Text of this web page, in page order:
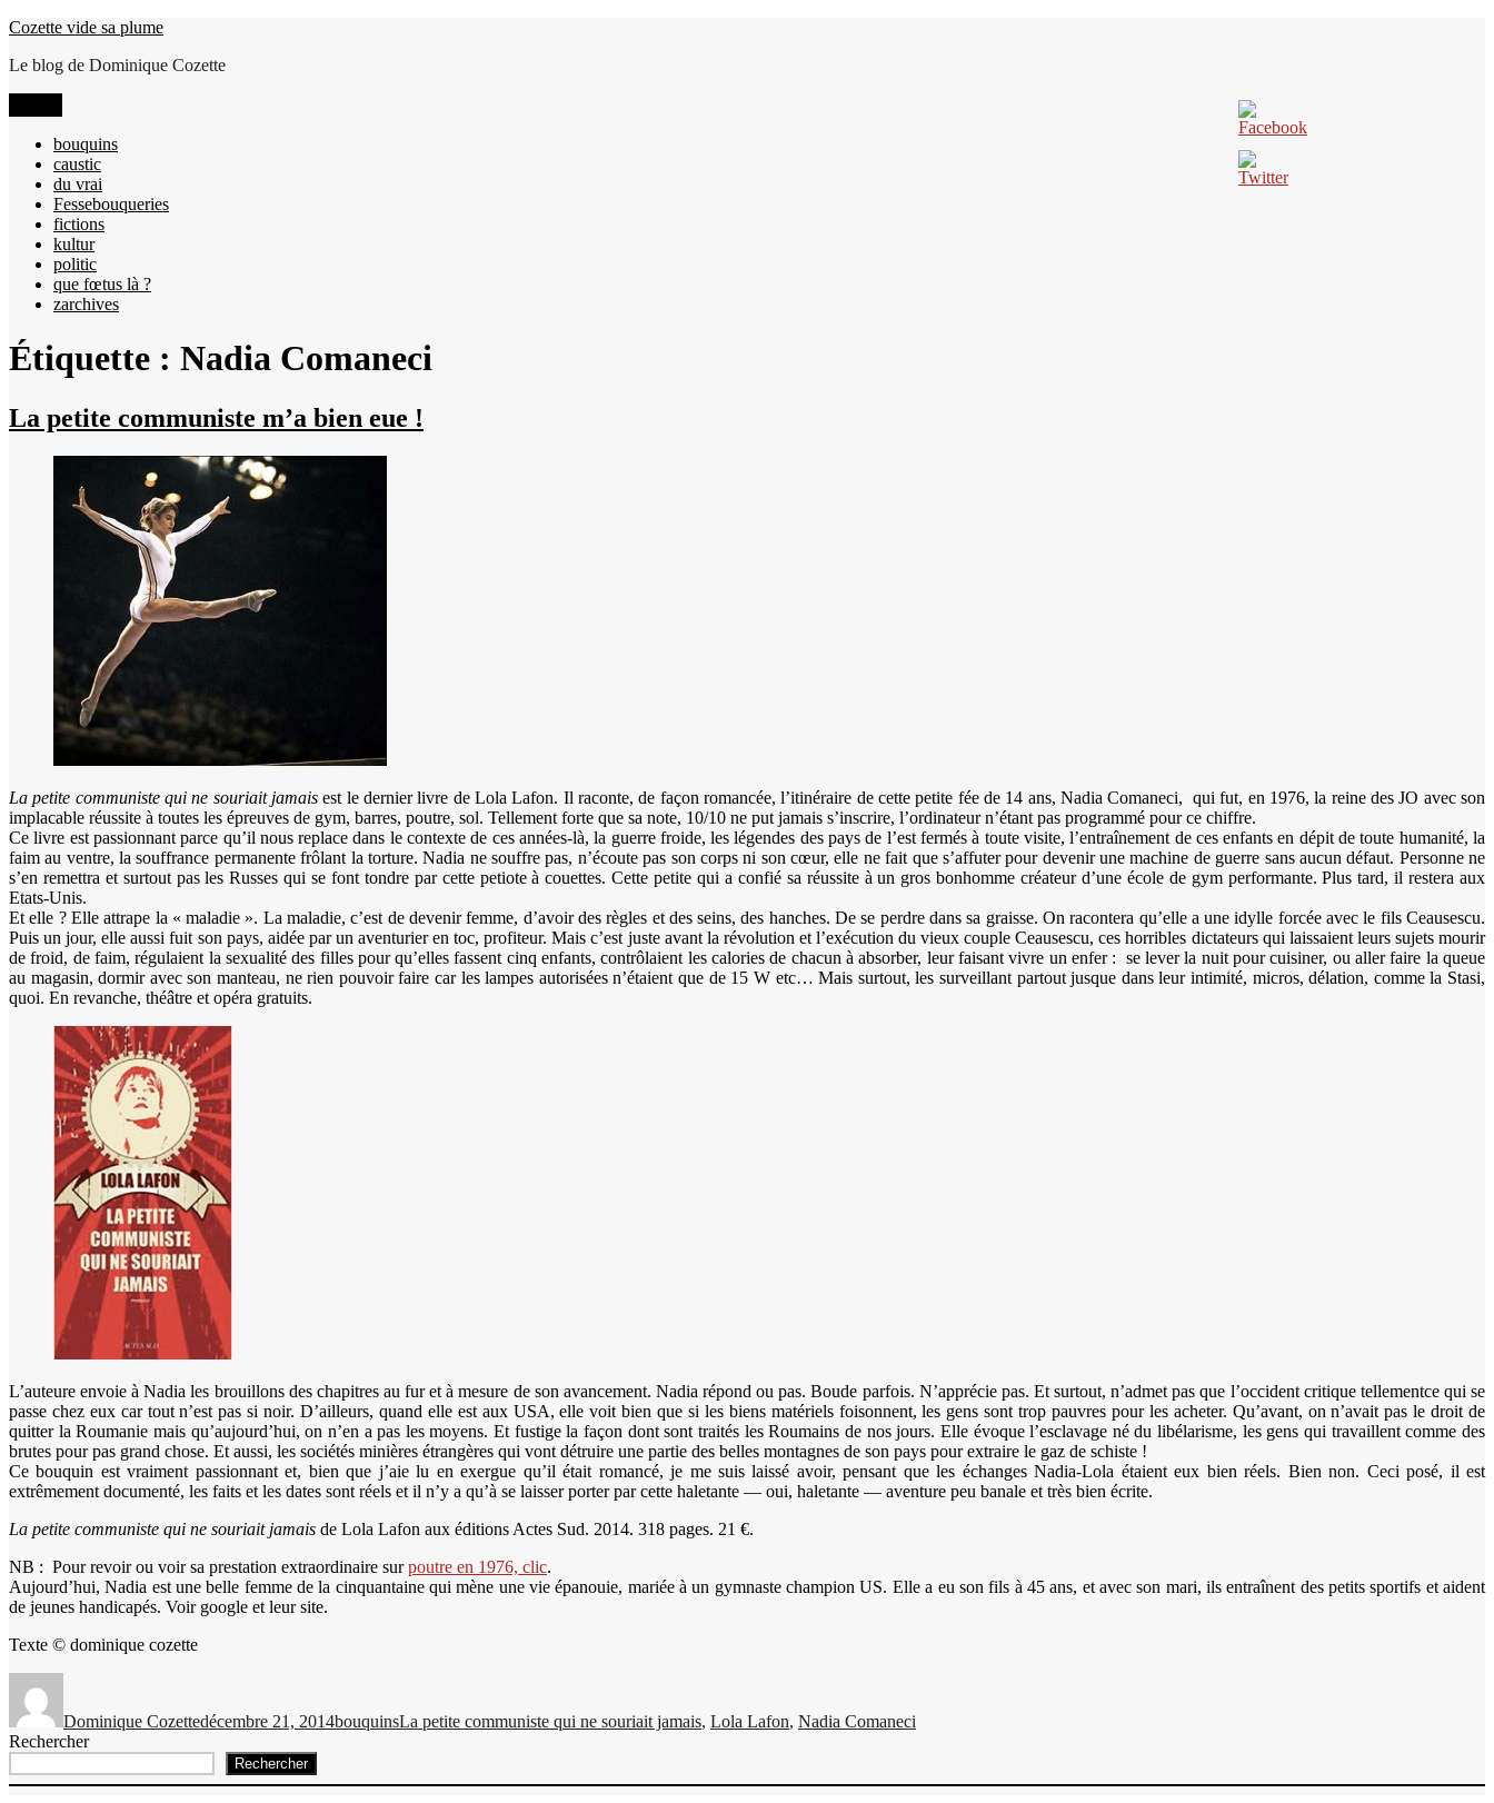
Aller
contenu
Cozette vide sa plume
Le blog de Dominique Cozette
bouquins
caustic
du vrai
Fessebouqueries
fictions
kultur
politic
que fœtus là ?
zarchives
Étiquette : Nadia Comaneci
La petite communiste m’a bien eue !
La petite communiste qui ne souriait jamais est le dernier livre de Lola Lafon. Il raconte, de façon romancée, l’itinéraire de cette petite fée de 14 ans, Nadia Comaneci, qui fut, en 1976, la reine des JO avec son
implacable réussite à toutes les épreuves de gym, barres, poutre, sol. Tellement forte que sa note, 10/10 ne put jamais s’inscrire, l’ordinateur n’étant pas programmé pour ce chiffre.
Ce livre est passionnant parce qu’il nous replace dans le contexte de ces années-là, la guerre froide, les légendes des pays de l’est fermés à toute visite, l’entraînement de ces enfants en dépit de toute humanité, la
faim au ventre, la souffrance permanente frôlant la torture. Nadia ne souffre pas, n’écoute pas son corps ni son cœur, elle ne fait que s’affuter pour devenir une machine de guerre sans aucun défaut. Personne ne
s’en remettra et surtout pas les Russes qui se font tondre par cette petiote à couettes. Cette petite qui a confié sa réussite à un gros bonhomme créateur d’une école de gym performante. Plus tard, il restera aux
Etats-Unis.
Et elle ? Elle attrape la « maladie ». La maladie, c’est de devenir femme, d’avoir des règles et des seins, des hanches. De se perdre dans sa graisse. On racontera qu’elle a une idylle forcée avec le fils Ceausescu.
Puis un jour, elle aussi fuit son pays, aidée par un aventurier en toc, profiteur. Mais c’est juste avant la révolution et l’exécution du vieux couple Ceausescu, ces horribles dictateurs qui laissaient leurs sujets mourir
de froid, de faim, régulaient la sexualité des filles pour qu’elles fassent cinq enfants, contrôlaient les calories de chacun à absorber, leur faisant vivre un enfer : se lever la nuit pour cuisiner, ou aller faire la queue
au magasin, dormir avec son manteau, ne rien pouvoir faire car les lampes autorisées n’étaient que de 15 W etc… Mais surtout, les surveillant partout jusque dans leur intimité, micros, délation, comme la Stasi,
quoi. En revanche, théâtre et opéra gratuits.
L’auteure envoie à Nadia les brouillons des chapitres au fur et à mesure de son avancement. Nadia répond ou pas. Boude parfois. N’apprécie pas. Et surtout, n’admet pas que l’occident critique tellementce qui se
passe chez eux car tout n’est pas si noir. D’ailleurs, quand elle est aux USA, elle voit bien que si les biens matériels foisonnent, les gens sont trop pauvres pour les acheter. Qu’avant, on n’avait pas le droit de
quitter la Roumanie mais qu’aujourd’hui, on n’en a pas les moyens. Et fustige la façon dont sont traités les Roumains de nos jours. Elle évoque l’esclavage né du libélarisme, les gens qui travaillent comme des
brutes pour pas grand chose. Et aussi, les sociétés minières étrangères qui vont détruire une partie des belles montagnes de son pays pour extraire le gaz de schiste !
Ce bouquin est vraiment passionnant et, bien que j’aie lu en exergue qu’il était romancé, je me suis laissé avoir, pensant que les échanges Nadia-Lola étaient eux bien réels. Bien non. Ceci posé, il est
extrêmement documenté, les faits et les dates sont réels et il n’y a qu’à se laisser porter par cette haletante — oui, haletante — aventure peu banale et très bien écrite.
La petite communiste qui ne souriait jamais de Lola Lafon aux éditions Actes Sud. 2014. 318 pages. 21 €.
NB : Pour revoir ou voir sa prestation extraordinaire surpoutre en 1976, clic.
Aujourd’hui, Nadia est une belle femme de la cinquantaine qui mène une vie épanouie, mariée à un gymnaste champion US. Elle a eu son fils à 45 ans, et avec son mari, ils entraînent des petits sportifs et aident
de jeunes handicapés. Voir google et leur site.
Texte © dominique cozette
Dominique Cozettedécembre 21, 2014bouquinsLa petite communiste qui ne souriait jamais, Lola Lafon, Nadia Comaneci
Rechercher
Rechercher